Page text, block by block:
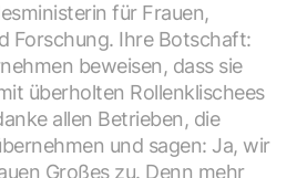
für Frauen,
Forschung. Ihre Botschaft:
beweisen, dass sie
überholten Rollenklischees
allen Betrieben, die
und sagen: Ja, wir
Großes zu. Denn mehr